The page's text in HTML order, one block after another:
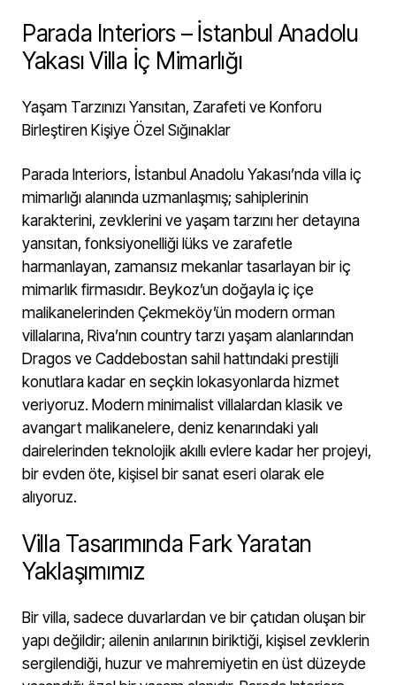
Parada Interiors – İstanbul Anadolu
Yakası Villa İç Mimarlığı
Yaşam Tarzınızı Yansıtan, Zarafeti ve Konforu
Birleştiren Kişiye Özel Sığınaklar
Parada Interiors, İstanbul Anadolu Yakası’nda villa iç
mimarlığı alanında uzmanlaşmış; sahiplerinin
karakterini, zevklerini ve yaşam tarzını her detayına
yansıtan, fonksiyonelliği lüks ve zarafetle
harmanlayan, zamansız mekanlar tasarlayan bir iç
mimarlık firmasıdır. Beykoz’un doğayla iç içe
malikanelerinden Çekmeköy’ün modern orman
villalarına, Riva’nın country tarzı yaşam alanlarından
Dragos ve Caddebostan sahil hattındaki prestijli
konutlara kadar en seçkin lokasyonlarda hizmet
veriyoruz. Modern minimalist villalardan klasik ve
avangart malikanelere, deniz kenarındaki yalı
dairelerinden teknolojik akıllı evlere kadar her projeyi,
bir evden öte, kişisel bir sanat eseri olarak ele
alıyoruz.
Villa Tasarımında Fark Yaratan
Yaklaşımımız
Bir villa, sadece duvarlardan ve bir çatıdan oluşan bir
yapı değildir; ailenin anılarının biriktiği, kişisel zevklerin
sergilendiği, huzur ve mahremiyetin en üst düzeyde